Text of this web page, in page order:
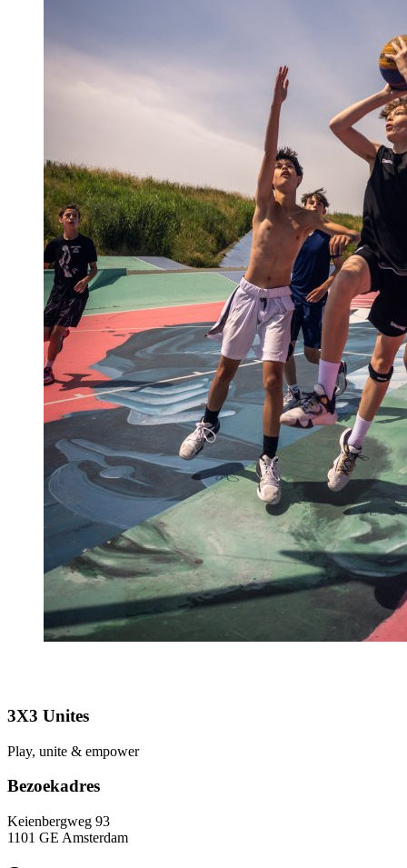
3X3 Unites
Play, unite & empower
Bezoekadres
Keienbergweg 93
1101 GE Amsterdam